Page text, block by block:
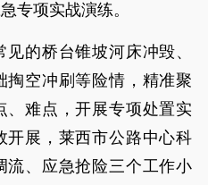
专项实战演练。
的桥台锥坡河床冲毁、
掏空冲刷等险情，精准聚
、难点，开展专项处置实
开展，莱西市公路中心科
流、应急抢险三个工作小